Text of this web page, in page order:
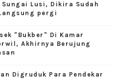
Sungai Lusi, Dikira Sudah
pergi
"Bukber" Di Kamar
Akhirnya Berujung
Digruduk Para Pendekar